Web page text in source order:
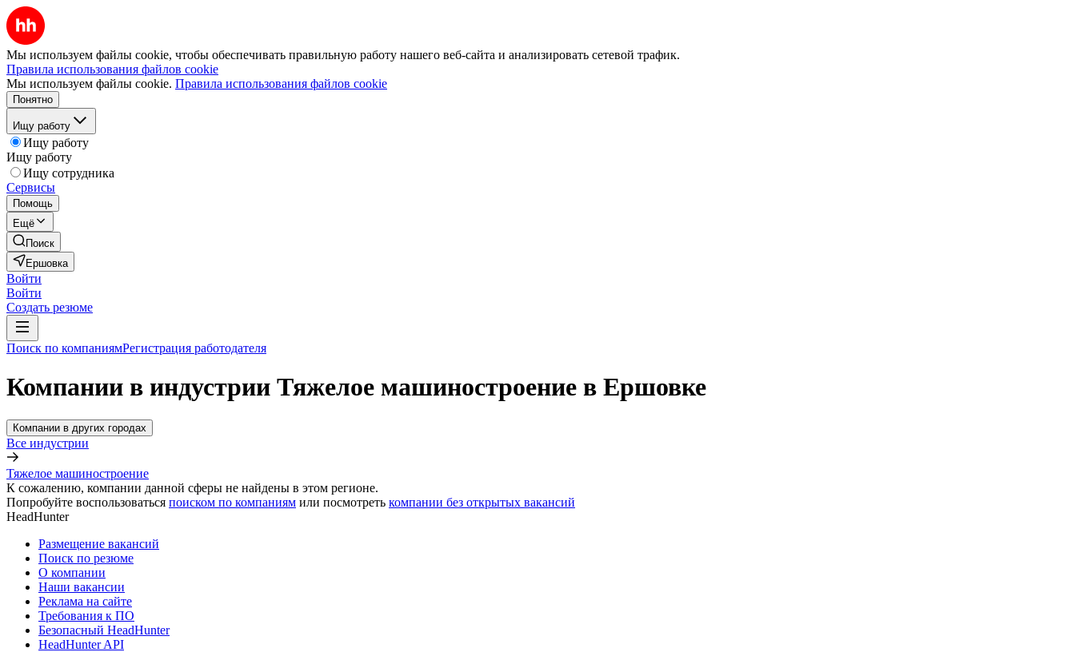
Мы используем файлы cookie, чтобы обеспечивать правильную работу нашего веб-сайта и анализировать сетевой трафик.
Правила использования файлов cookie
Мы используем файлы cookie. Правила использования файлов cookie
Понятно
Ищу работу
Ищу работу
Ищу работу
Ищу сотрудника
Сервисы
Помощь
Ещё
Поиск
Ершовка
Войти
Войти
Создать резюме
Поиск по компаниямРегистрация работодателя
Компании в индустрии Тяжелое машиностроение в Ершовке
Компании в других городах
Все индустрии
Тяжелое машиностроение
К сожалению, компании данной сферы не найдены в этом регионе.
Попробуйте воспользоваться поиском по компаниям или посмотреть компании без открытых вакансий
HeadHunter
Размещение вакансий
Поиск по резюме
О компании
Наши вакансии
Реклама на сайте
Требования к ПО
Безопасный HeadHunter
HeadHunter API